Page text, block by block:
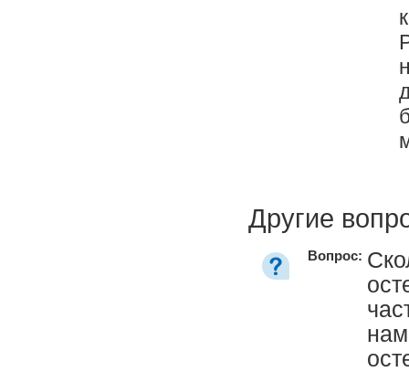
Другие
Вопрос: